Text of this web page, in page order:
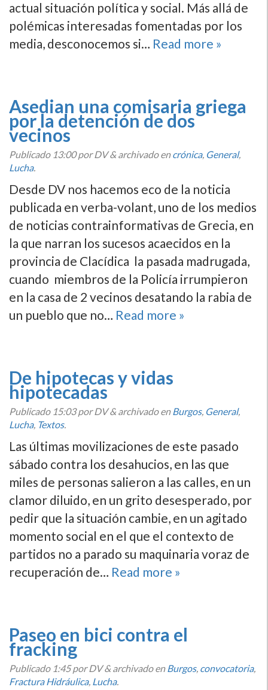
actual situación polí­tica y social. Más allá de
polémicas interesadas fomentadas por los
media, desconocemos si… Read more »
Asedian una comisaria griega
por la detención de dos
vecinos
Publicado 13:00por DV&archivado encrónica, General,
Lucha.
Desde DV nos hacemos eco de la noticia
publicada en verba-volant, uno de los medios
de noticias contrainformativas de Grecia, en
la que narran los sucesos acaecidos en la
provincia de Clací­dica la pasada madrugada,
cuando miembros de la Policí­a irrumpieron
en la casa de 2 vecinos desatando la rabia de
un pueblo que no… Read more »
De hipotecas y vidas
hipotecadas
Publicado 15:03por DV&archivado enBurgos, General,
Lucha, Textos.
Las últimas movilizaciones de este pasado
sábado contra los desahucios, en las que
miles de personas salieron a las calles, en un
clamor diluido, en un grito desesperado, por
pedir que la situación cambie, en un agitado
momento social en el que el contexto de
partidos no a parado su maquinaria voraz de
recuperación de… Read more »
Paseo en bici contra el
fracking
Publicado 1:45por DV&archivado enBurgos, convocatoria,
Fractura Hidráulica, Lucha.